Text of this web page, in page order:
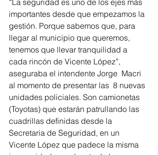
importantes desde que empezamos la
gestión. Porque sabemos que, para
llegar al municipio que queremos,
tenemos que llevar tranquilidad a
cada rincón de Vicente López”,
aseguraba el intendente Jorge  Macri
al momento de presentar las  8 nuevas
unidades policiales. Son camionetas
(Toyotas) que estarán patrullando las
cuadrillas definidas desde la
Secretaria de Seguridad, en un
Vicente López que padece la misma